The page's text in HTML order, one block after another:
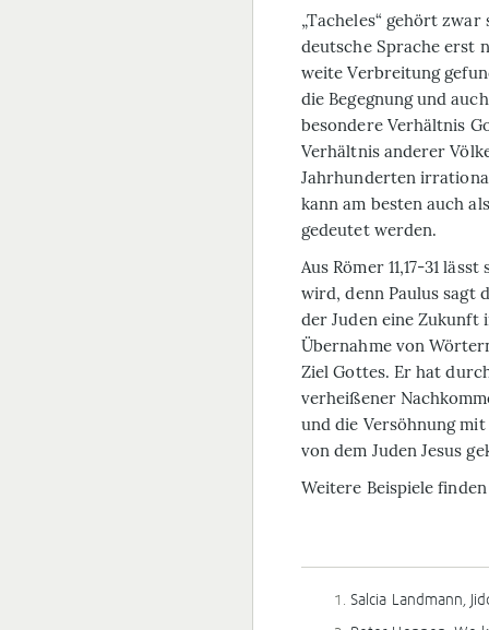
„Tacheles“ gehört
deutsche Sprache erst
weite Verbreitung
die Begegnung und
besondere Verhältnis
Verhältnis anderer
Jahrhunderten
kann am besten auch
gedeutet werden.
Aus Römer 11,17-31
wird, denn Paulus sagt
der Juden eine Zukunft
Übernahme von
Ziel Gottes. Er hat
verheißener
und die Versöhnung
von dem Juden Jesus
Weitere Beispiele
Salcia Landmann,